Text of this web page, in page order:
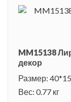
MM15138
декор
Размер:
Вес: 0.77 кг